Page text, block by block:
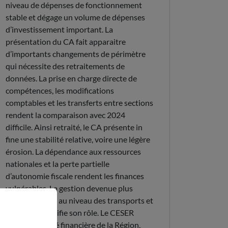
niveau de dépenses de fonctionnement
stable et dégage un volume de dépenses
d’investissement important. La
présentation du CA fait apparaitre
d’importants changements de périmètre
qui nécessite des retraitements de
données. La prise en charge directe de
compétences, les modifications
comptables et les transferts entre sections
rendent la comparaison avec 2024
difficile. Ainsi retraité, le CA présente in
fine une stabilité relative, voire une légère
érosion. La dépendance aux ressources
nationales et la perte partielle
d’autonomie fiscale rendent les finances
vulnérables. La gestion devenue plus
opérationnelle au niveau des transports et
les lycées, modifie son rôle. Le CESER
salue la solidité financière de la Région,